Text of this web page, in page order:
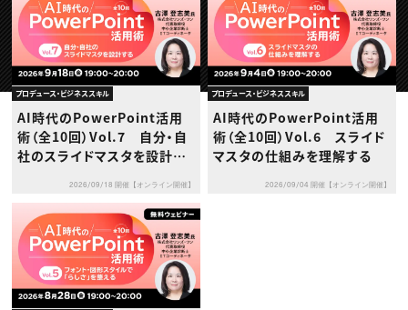
スキルアップしたい！
スキルアップしたい！ トップ
デザイン
プログラミング
動画配信・映像制作
編集・ライティング
マーケティング
ディレクション
業界解説・キャリア事情
お役立ち基礎知識
TOP Creator’s コラム
TOP Creator’s コラム トップ
Webクリエイター
アプリクリエイター
ゲームクリエイター
映像クリエイター
マーケッター
クリエイターインタビュー
C＆R Magazine
セミナー
ニュース・トレンド
ニュース・トレンド トップ
Web
映像
ゲーム・エンタメ
広告
出版
CREATIVE VILLAGEからのお知らせ
プロデュース・ビジネススキル
AI時代のPowerPoint活用
術（全10回）Vol.7 自分・自
社のスライドマスタを設計す
2026/09/18 開催【オンライン開催】
プロデュース・ビジネススキル
AI時代のPowerPoint活用
術（全10回）Vol.6 スライド
マスタの仕組みを理解する
2026/09/04 開催【オンライン開催】